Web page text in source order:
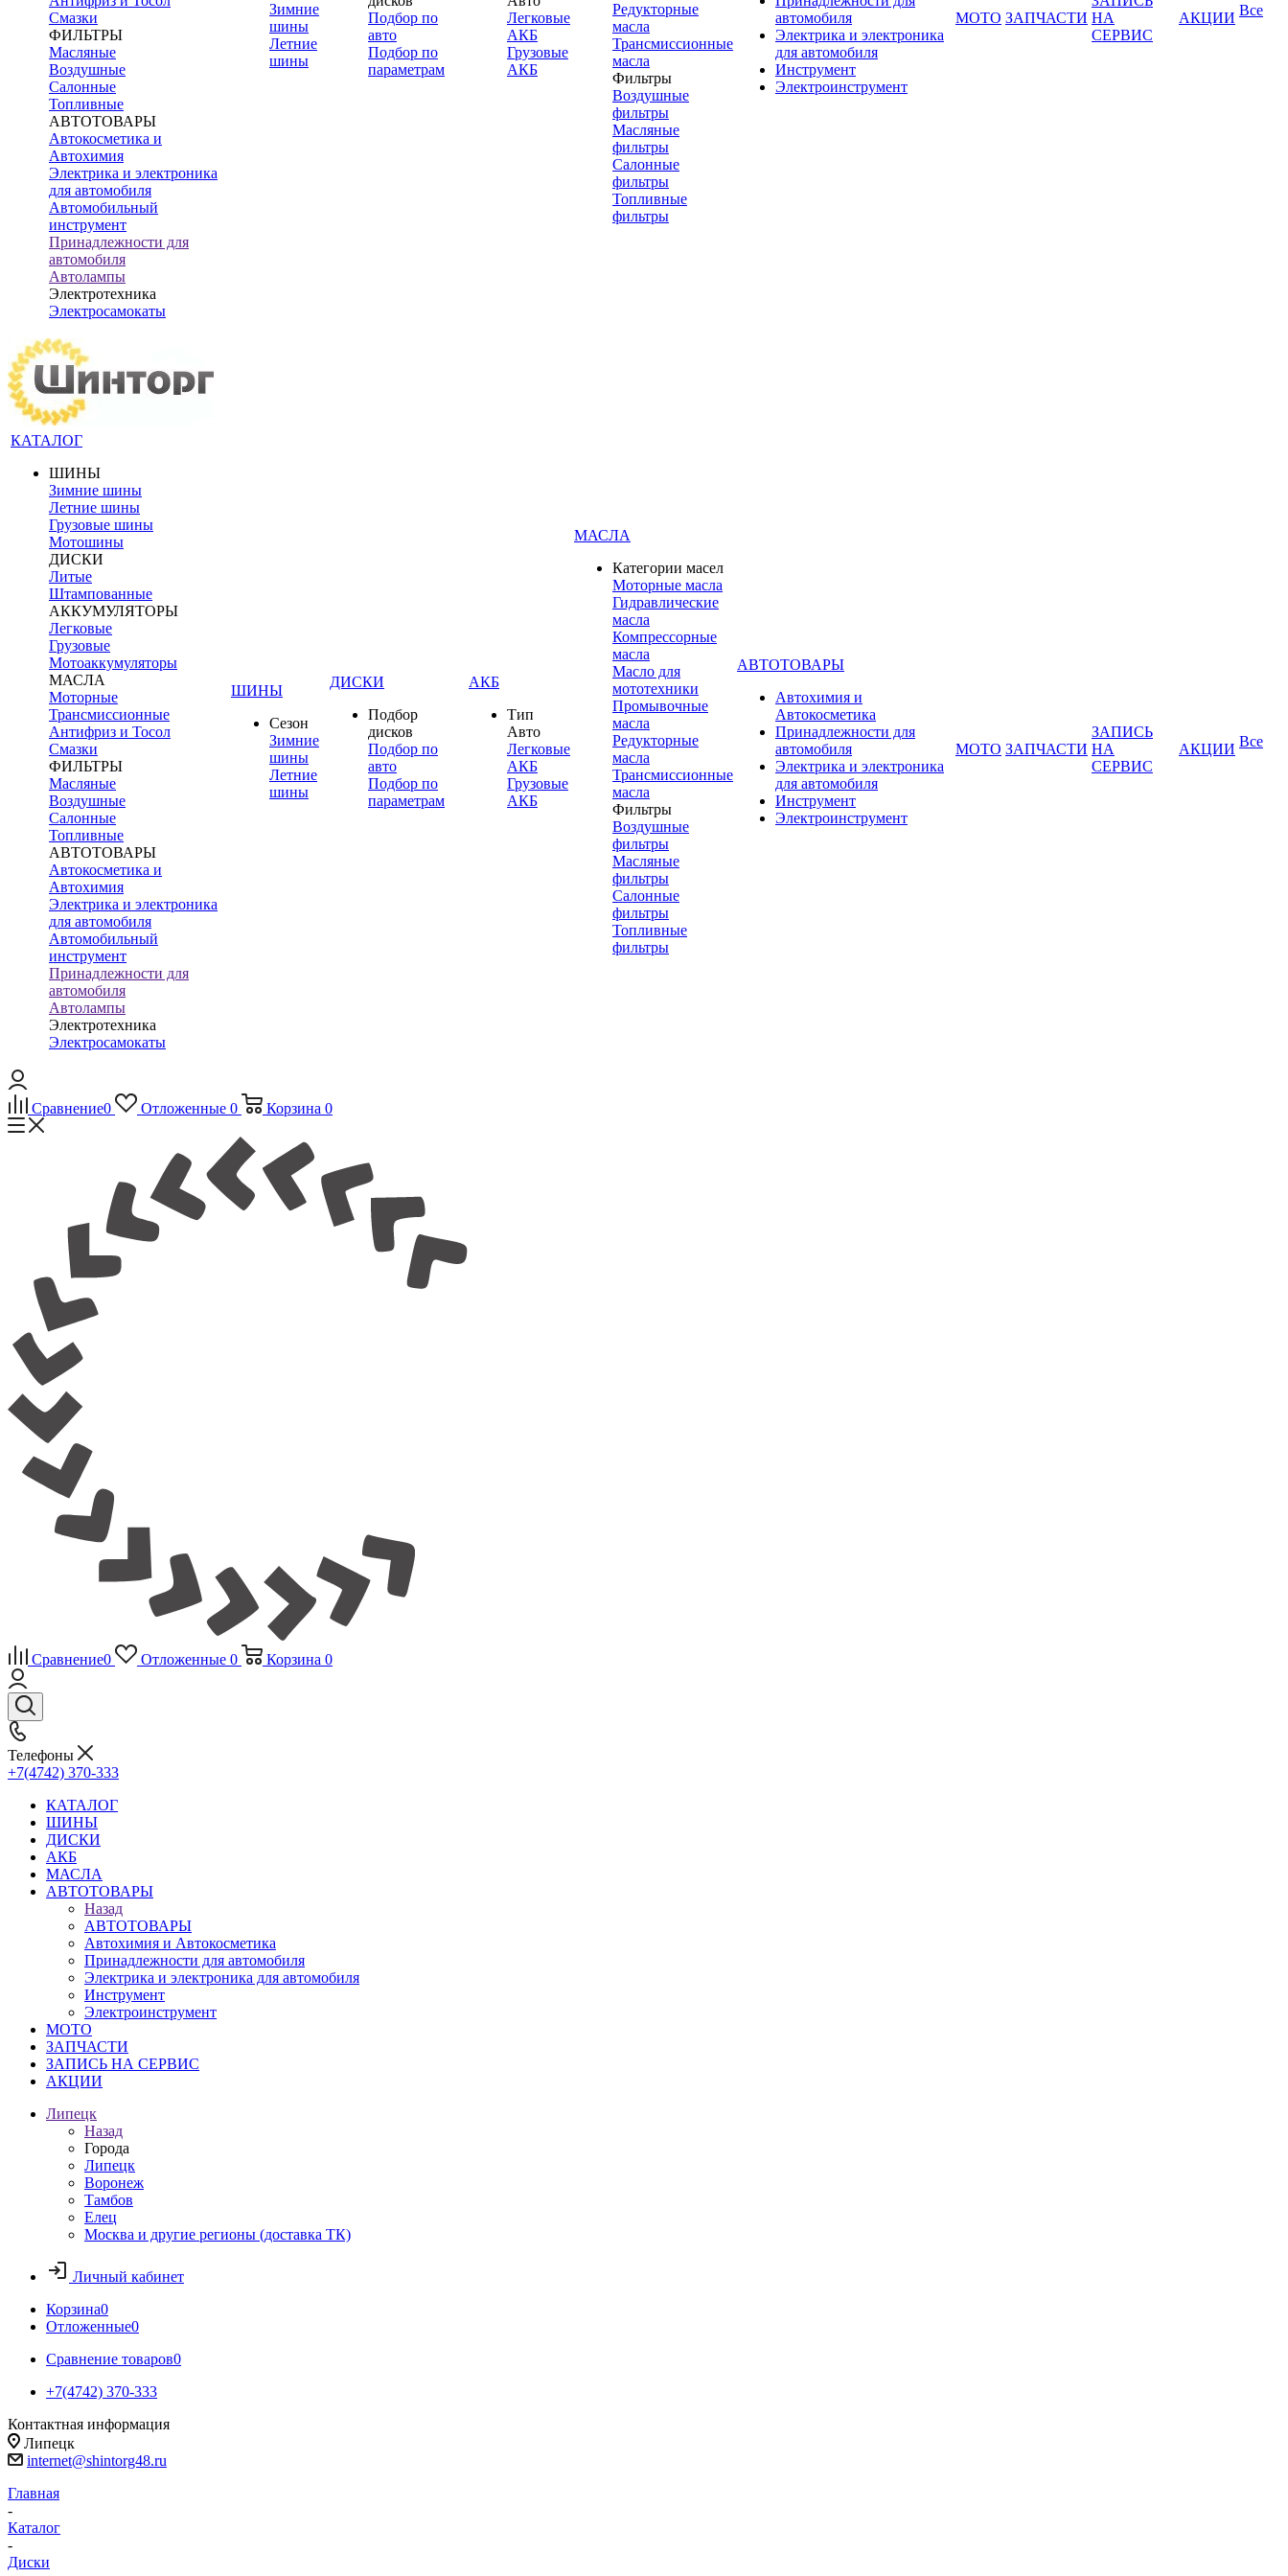
Смазки
ФИЛЬТРЫ
Масляные
Воздушные
Салонные
Топливные
АВТОТОВАРЫ
Автокосметика и
Автохимия
Электрика и электроника
для автомобиля
Автомобильный
инструмент
Принадлежности для
автомобиля
Автолампы
Электротехника
Электросамокаты
Зимние
шины
Летние
шины
Подбор по
авто
Подбор по
параметрам
Легковые
АКБ
Грузовые
АКБ
Редукторные
масла
Трансмиссионные
масла
Фильтры
Воздушные
фильтры
Масляные
фильтры
Салонные
фильтры
Топливные
фильтры
автомобиля
Электрика и электроника
для автомобиля
Инструмент
Электроинструмент
МОТО ЗАПЧАСТИ НА
СЕРВИС
АКЦИИ Все
КАТАЛОГ
ШИНЫ
Зимние шины
Летние шины
Грузовые шины
Мотошины
ДИСКИ
Литые
Штампованные
АККУМУЛЯТОРЫ
Легковые
Грузовые
Мотоаккумуляторы
МАСЛА
Моторные
Трансмиссионные
Антифриз и Тосол
Смазки
ФИЛЬТРЫ
Масляные
Воздушные
Салонные
Топливные
АВТОТОВАРЫ
Автокосметика и
Автохимия
Электрика и электроника
для автомобиля
Автомобильный
инструмент
Принадлежности для
автомобиля
Автолампы
Электротехника
Электросамокаты
ШИНЫ
Сезон
Зимние
шины
Летние
шины
ДИСКИ
Подбор
дисков
Подбор по
авто
Подбор по
параметрам
АКБ
Тип
Авто
Легковые
АКБ
Грузовые
АКБ
МАСЛА
Категории масел
Моторные масла
Гидравлические
масла
Компрессорные
масла
Масло для
мототехники
Промывочные
масла
Редукторные
масла
Трансмиссионные
масла
Фильтры
Воздушные
фильтры
Масляные
фильтры
Салонные
фильтры
Топливные
фильтры
АВТОТОВАРЫ
Автохимия и
Автокосметика
Принадлежности для
автомобиля
Электрика и электроника
для автомобиля
Инструмент
Электроинструмент
МОТО ЗАПЧАСТИ
ЗАПИСЬ
НА
СЕРВИС
АКЦИИ Все
Сравнение0 Отложенные 0 Корзина 0
Сравнение0 Отложенные 0 Корзина 0
Телефоны
+7(4742) 370-333
КАТАЛОГ
ШИНЫ
ДИСКИ
АКБ
МАСЛА
АВТОТОВАРЫ
Назад
АВТОТОВАРЫ
Автохимия и Автокосметика
Принадлежности для автомобиля
Электрика и электроника для автомобиля
Инструмент
Электроинструмент
МОТО
ЗАПЧАСТИ
ЗАПИСЬ НА СЕРВИС
АКЦИИ
Липецк
Назад
Города
Липецк
Воронеж
Тамбов
Елец
Москва и другие регионы (доставка ТК)
Личный кабинет
Корзина0
Отложенные0
Сравнение товаров0
+7(4742) 370-333
Контактная информация
Липецк
internet@shintorg48.ru
Главная
-
Каталог
-
Диски